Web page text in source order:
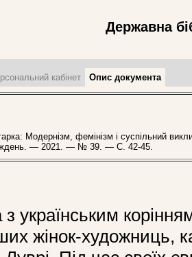
Державна
кабінет Опис документа
Модернізм, фемінізм і суспільний
— 2021. — № 39. — С. 42-45.
з українським
жінок-художниць,